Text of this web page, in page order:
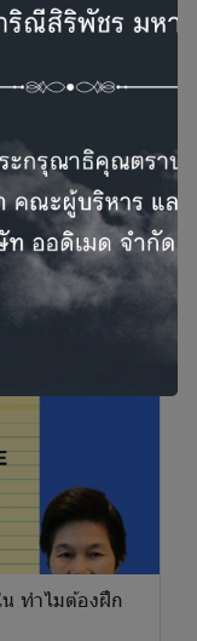
ยที่ถูกต้องสำหรับ
ทำไมต้องฝึก